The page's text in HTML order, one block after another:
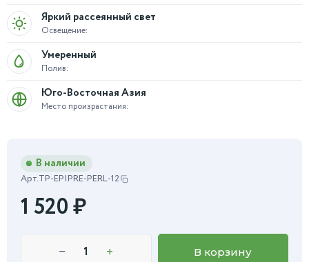
Освещение:
Яркий рассеянный свет
Полив:
Умеренный
Место произрастания:
Юго-Восточная Азия
В наличии
Арт.TP-EPIPRE-PERL-12
1 520₽
− + В корзину